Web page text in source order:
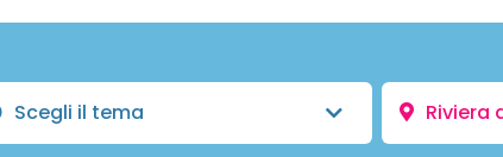
Scegli il tema Riviera